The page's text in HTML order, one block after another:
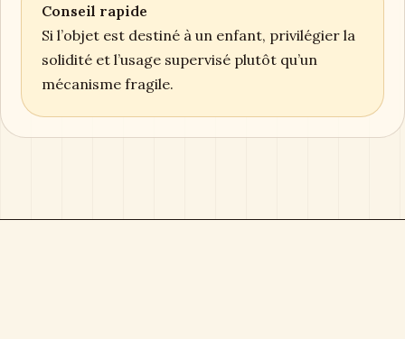
Conseil rapide
Si l’objet est destiné à un enfant, privilégier la
solidité et l’usage supervisé plutôt qu’un
mécanisme fragile.